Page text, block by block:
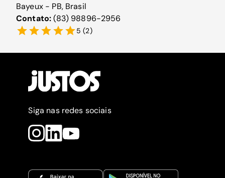
Bayeux - PB, Brasil
Contato:(83) 98896-2956
5 (2)
Siga nas redes sociais